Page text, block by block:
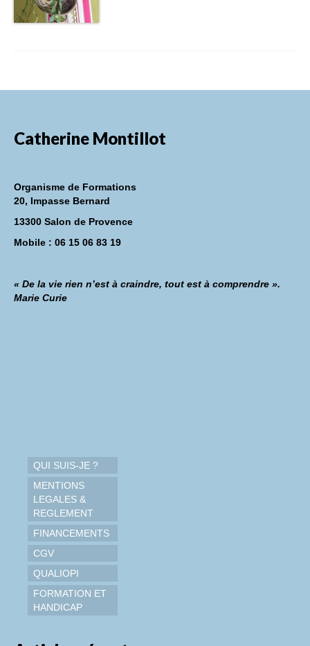
Catherine Montillot
Organisme de Formations
20, Impasse Bernard
13300 Salon de Provence
Mobile : 06 15 06 83 19
« De la vie rien n’est à craindre, tout est à comprendre ».
Marie Curie
QUI SUIS-JE ?
MENTIONS
LEGALES &
REGLEMENT
FINANCEMENTS
CGV
QUALIOPI
FORMATION ET
HANDICAP